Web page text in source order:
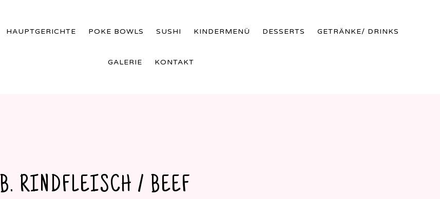
HAUPTGERICHTE POKE BOWLS SUSHI KINDERMENÜ DESSERTS GETRÄNKE/ DRINKS
GALERIE KONTAKT
B. RINDFLEISCH / BEEF